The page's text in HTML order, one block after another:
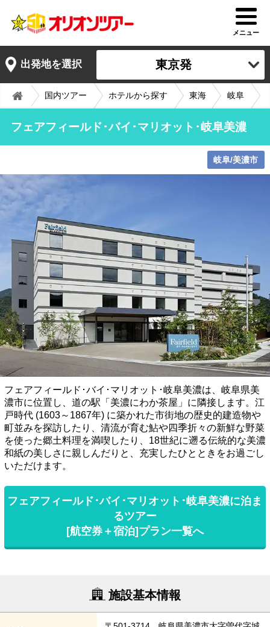
メニュー
出発地を選択 東京発
国内ツアー ホテルから探す 東海 岐阜
フェアフィールド･バイ･マリオット･岐阜美濃
岐阜/美濃市
フェアフィールド･バイ･マリオット･岐阜美濃は、岐阜県美
濃市に位置し、道の駅「美濃にわか茶屋」に隣接します。江
戸時代 (1603～1867年) に築かれた市街地の歴史的建造物や
町並みを探訪したり、清流が育む鮎や四季折々の新鮮な野菜
を使った郷土料理を満喫したり、18世紀に遡る伝統的な美濃
和紙の美しさに親しんだりと、充実したひとときをお過ごし
いただけます。
フェアフィールド･バイ･マリオット･岐阜美濃に泊ま
るツアー
[航空券＋宿泊]プラン一覧へ
施設基本情報